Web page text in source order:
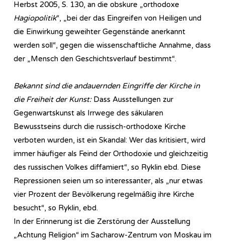
Herbst 2005, S. 130, an die obskure „orthodoxe
Hagiopolitik“, „bei der das Eingreifen von Heiligen und
die Einwirkung geweihter Gegenstände anerkannt
werden soll“, gegen die wissenschaftliche Annahme, dass
der „Mensch den Geschichtsverlauf bestimmt“.
Bekannt sind die andauernden Eingriffe der Kirche in
die Freiheit der Kunst:Dass Ausstellungen zur
Gegenwartskunst als Irrwege des säkularen
Bewusstseins durch die russisch-orthodoxe Kirche
verboten wurden, ist ein Skandal: Wer das kritisiert, wird
immer häufiger als Feind der Orthodoxie und gleichzeitig
des russischen Volkes diffamiert“, so Ryklin ebd. Diese
Repressionen seien um so interessanter, als „nur etwas
vier Prozent der Bevölkerung regelmäßig ihre Kirche
besucht“, so Ryklin, ebd.
In der Erinnerung ist die Zerstörung der Ausstellung
„Achtung Religion“ im Sacharow-Zentrum von Moskau im